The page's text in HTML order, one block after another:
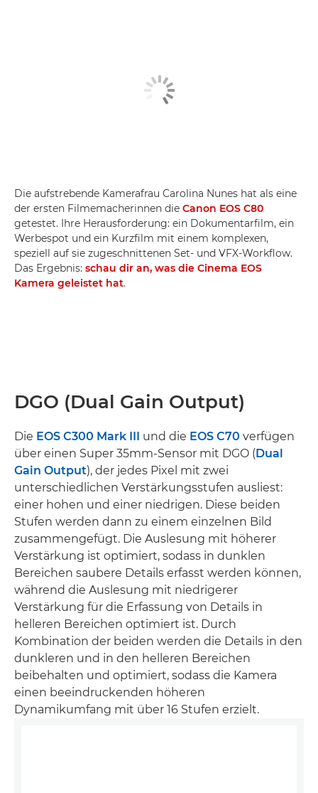
Die aufstrebende Kamerafrau Carolina Nunes hat als eine
der ersten Filmemacherinnen die Canon EOS C80
getestet. Ihre Herausforderung: ein Dokumentarfilm, ein
Werbespot und ein Kurzfilm mit einem komplexen,
speziell auf sie zugeschnittenen Set- und VFX-Workflow.
Das Ergebnis: schau dir an, was die Cinema EOS
Kamera geleistet hat.
DGO (Dual Gain Output)
Die EOS C300 Mark III und die EOS C70 verfügen
über einen Super 35mm-Sensor mit DGO ( Dual
Gain Output), der jedes Pixel mit zwei
unterschiedlichen Verstärkungsstufen ausliest:
einer hohen und einer niedrigen. Diese beiden
Stufen werden dann zu einem einzelnen Bild
zusammengefügt. Die Auslesung mit höherer
Verstärkung ist optimiert, sodass in dunklen
Bereichen saubere Details erfasst werden können,
während die Auslesung mit niedrigerer
Verstärkung für die Erfassung von Details in
helleren Bereichen optimiert ist. Durch
Kombination der beiden werden die Details in den
dunkleren und in den helleren Bereichen
beibehalten und optimiert, sodass die Kamera
einen beeindruckenden höheren
Dynamikumfang mit über 16 Stufen erzielt.